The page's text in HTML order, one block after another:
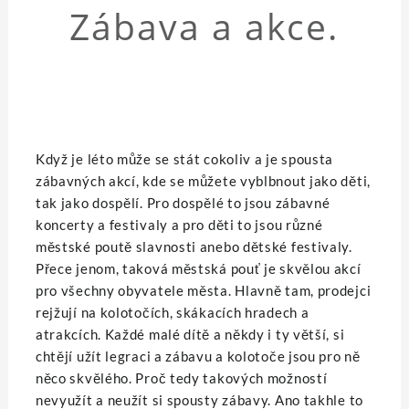
Zábava a akce.
Když je léto může se stát cokoliv a je spousta
zábavných akcí, kde se můžete vyblbnout jako děti,
tak jako dospělí. Pro dospělé to jsou zábavné
koncerty a festivaly a pro děti to jsou různé
městské poutě slavnosti anebo dětské festivaly.
Přece jenom, taková městská pouť je skvělou akcí
pro všechny obyvatele města. Hlavně tam, prodejci
rejžují na kolotočích, skákacích hradech a
atrakcích. Každé malé dítě a někdy i ty větší, si
chtějí užít legraci a zábavu a kolotoče jsou pro ně
něco skvělého. Proč tedy takových možností
nevyužít a neužít si spousty zábavy. Ano takhle to